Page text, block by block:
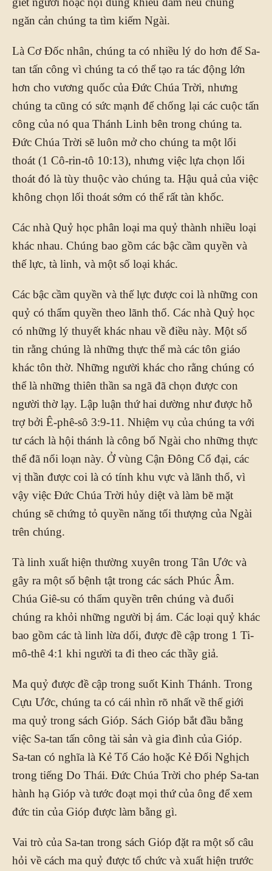
ngăn cản chúng ta tìm kiếm Ngài.
Là Cơ Đốc nhân, chúng ta có nhiều lý do hơn để Sa-
tan tấn công vì chúng ta có thể tạo ra tác động lớn
hơn cho vương quốc của Đức Chúa Trời, nhưng
chúng ta cũng có sức mạnh để chống lại các cuộc tấn
công của nó qua Thánh Linh bên trong chúng ta.
Đức Chúa Trời sẽ luôn mở cho chúng ta một lối
thoát (1 Cô-rin-tô 10:13), nhưng việc lựa chọn lối
thoát đó là tùy thuộc vào chúng ta. Hậu quả của việc
không chọn lối thoát sớm có thể rất tàn khốc.
Các nhà Quỷ học phân loại ma quỷ thành nhiều loại
khác nhau. Chúng bao gồm các bậc cầm quyền và
thế lực, tà linh, và một số loại khác.
Các bậc cầm quyền và thế lực được coi là những con
quỷ có thẩm quyền theo lãnh thổ. Các nhà Quỷ học
có những lý thuyết khác nhau về điều này. Một số
tin rằng chúng là những thực thể mà các tôn giáo
khác tôn thờ. Những người khác cho rằng chúng có
thể là những thiên thần sa ngã đã chọn được con
người thờ lạy. Lập luận thứ hai dường như được hỗ
trợ bởi Ê-phê-sô 3:9-11. Nhiệm vụ của chúng ta với
tư cách là hội thánh là công bố Ngài cho những thực
thể đã nổi loạn này. Ở vùng Cận Đông Cổ đại, các
vị thần được coi là có tính khu vực và lãnh thổ, vì
vậy việc Đức Chúa Trời hủy diệt và làm bẽ mặt
chúng sẽ chứng tỏ quyền năng tối thượng của Ngài
trên chúng.
Tà linh xuất hiện thường xuyên trong Tân Ước và
gây ra một số bệnh tật trong các sách Phúc Âm.
Chúa Giê-su có thẩm quyền trên chúng và đuổi
chúng ra khỏi những người bị ám. Các loại quỷ khác
bao gồm các tà linh lừa dối, được đề cập trong 1 Ti-
mô-thê 4:1 khi người ta đi theo các thầy giả.
Ma quỷ được đề cập trong suốt Kinh Thánh. Trong
Cựu Ước, chúng ta có cái nhìn rõ nhất về thế giới
ma quỷ trong sách Gióp. Sách Gióp bắt đầu bằng
việc Sa-tan tấn công tài sản và gia đình của Gióp.
Sa-tan có nghĩa là Kẻ Tố Cáo hoặc Kẻ Đối Nghịch
trong tiếng Do Thái. Đức Chúa Trời cho phép Sa-tan
hành hạ Gióp và tước đoạt mọi thứ của ông để xem
đức tin của Gióp được làm bằng gì.
Vai trò của Sa-tan trong sách Gióp đặt ra một số câu
hỏi về cách ma quỷ được tổ chức và xuất hiện trước